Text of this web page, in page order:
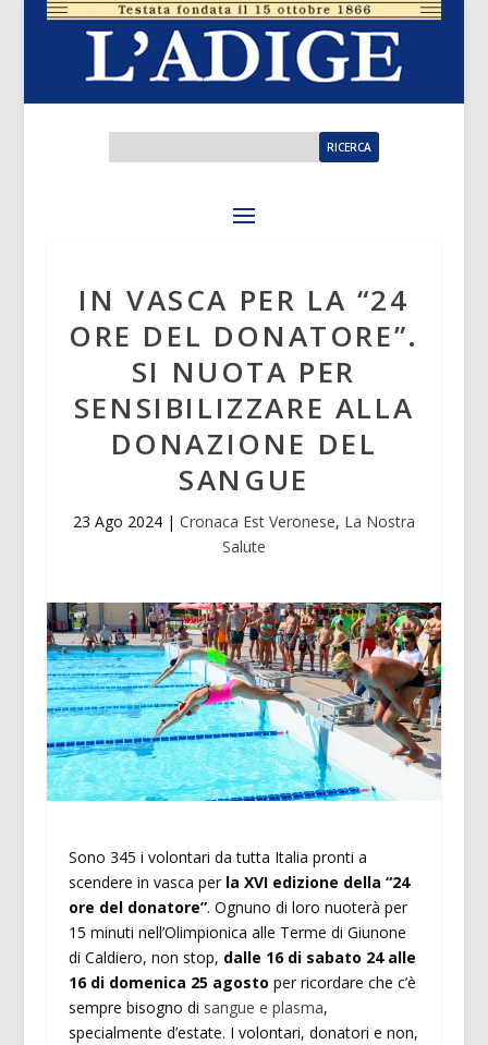
IN VASCA PER LA “24
ORE DEL DONATORE”.
SI NUOTA PER
SENSIBILIZZARE ALLA
DONAZIONE DEL
SANGUE
23 Ago 2024| Cronaca Est Veronese, La Nostra
Salute
Sono 345 i volontari da tutta Italia pronti a
scendere in vasca perla XVI edizione della “24
ore del donatore”. Ognuno di loro nuoterà per
15 minuti nell’Olimpionica alle Terme di Giunone
di Caldiero, non stop, dalle 16 di sabato 24 alle
16 di domenica 25 agosto per ricordare che c’è
sempre bisogno di sangue e plasma,
specialmente d’estate. I volontari, donatori e non,